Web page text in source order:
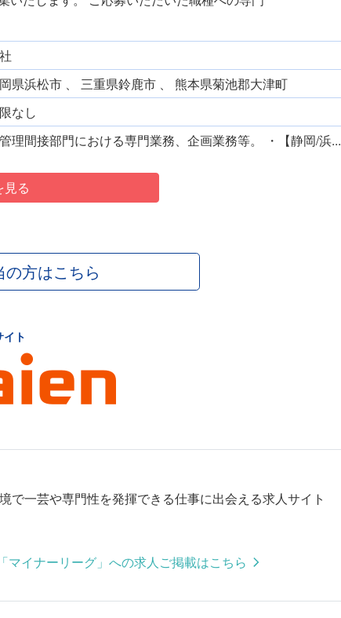
県浜松市 、 三重県鈴鹿市 、 熊本県菊池郡大津町
なし
理間接部門における専門業務、企画業務等。 ・【静岡/浜...
見る
方はこちら
イト
で一芸や専門性を発揮できる仕事に出会える求人サイト
「マイナーリーグ」への求人ご掲載はこちら